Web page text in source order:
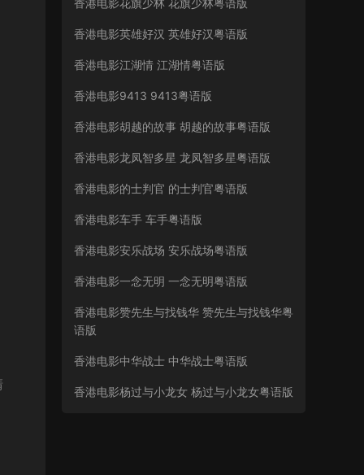
香港电影花旗少林 花旗少林粤语版
香港电影英雄好汉 英雄好汉粤语版
香港电影江湖情 江湖情粤语版
香港电影9413 9413粤语版
香港电影胡越的故事 胡越的故事粤语版
香港电影龙凤智多星 龙凤智多星粤语版
香港电影的士判官 的士判官粤语版
香港电影车手 车手粤语版
香港电影安乐战场 安乐战场粤语版
香港电影一念无明 一念无明粤语版
香港电影赞先生与找钱华 赞先生与找钱华粤
语版
香港电影中华战士 中华战士粤语版
香港电影杨过与小龙女 杨过与小龙女粤语版